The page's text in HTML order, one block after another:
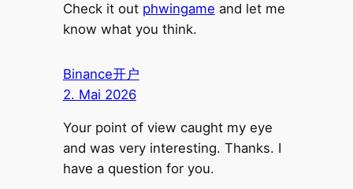
Check it out phwingame and let me
know what you think.
Binance开户
2. Mai 2026
Your point of view caught my eye
and was very interesting. Thanks. I
have a question for you.